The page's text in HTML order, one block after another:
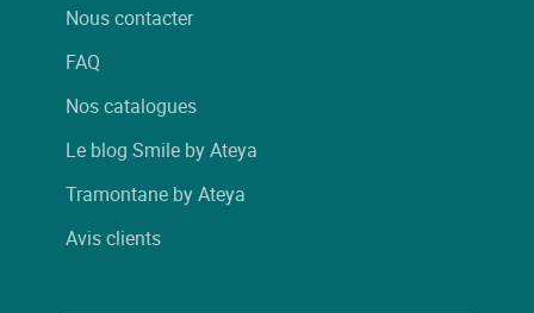
Nous contacter
FAQ
Nos catalogues
Le blog Smile by Ateya
Tramontane by Ateya
Avis clients